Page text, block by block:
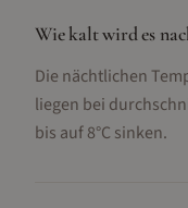
Wie kalt wird es
Die nächtlichen
liegen bei
bis auf 8°C sinken.